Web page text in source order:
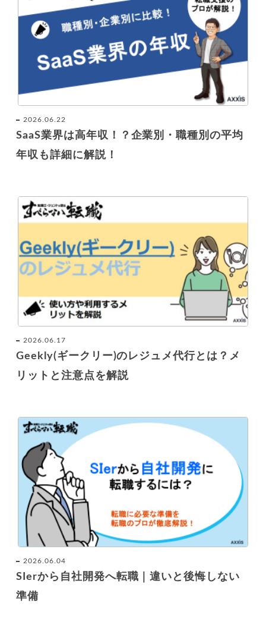
2026.06.22
SaaS業界は高年収！？企業別・職種別の平均
年収も詳細に解説！
2026.06.17
Geekly(ギークリー)のレジュメ代行とは？メ
リットと注意点を解説
2026.06.04
SIerから自社開発へ転職｜違いと後悔しない
準備